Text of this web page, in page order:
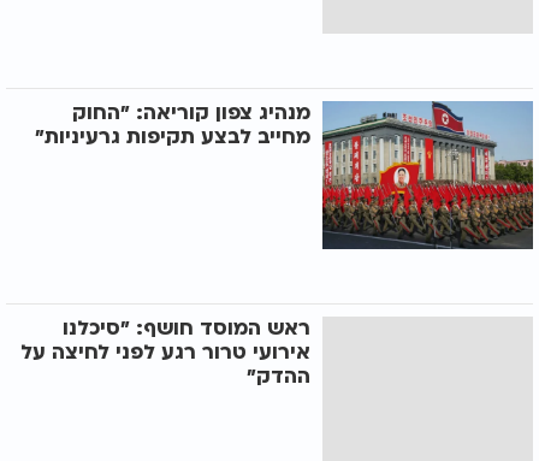
מנהיג צפון קוריאה: "החוק
מחייב לבצע תקיפות גרעיניות"
ראש המוסד חושף: "סיכלנו
אירועי טרור רגע לפני לחיצה על
ההדק"